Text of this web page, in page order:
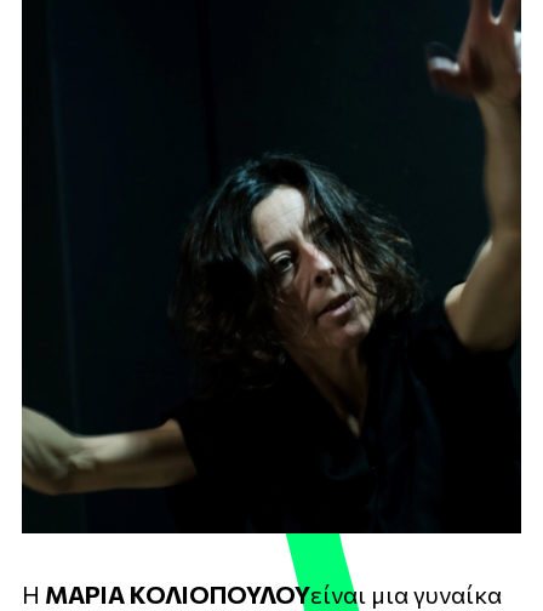
Η ΜΑΡΙΑ ΚΟΛΙΟΠΟΥΛΟΥείναι μια γυναίκα